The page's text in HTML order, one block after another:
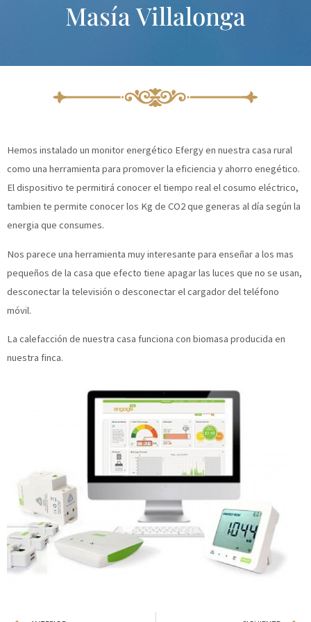
Masía Villalonga
Hemos instalado un monitor energético Efergy en nuestra casa rural
como una herramienta para promover la eficiencia y ahorro enegético.
El dispositivo te permitirá conocer el tiempo real el cosumo eléctrico,
tambien te permite conocer los Kg de CO2 que generas al día según la
energia que consumes.
Nos parece una herramienta muy interesante para enseñar a los mas
pequeños de la casa que efecto tiene apagar las luces que no se usan,
desconectar la televisión o desconectar el cargador del teléfono
móvil.
La calefacción de nuestra casa funciona con biomasa producida en
nuestra finca.